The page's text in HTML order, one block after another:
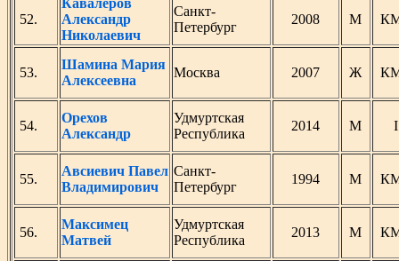
52.
Кавалеров
Александр
Николаевич
Санкт-
Петербург
2008 М
53.
Шамина Мария
Алексеевна
Москва 2007 Ж
54.
Орехов
Александр
Удмуртская
Республика
2014 М I
55.
Авсиевич Павел
Владимирович
Санкт-
Петербург
1994 М
56.
Максимец
Матвей
Удмуртская
Республика
2013 М